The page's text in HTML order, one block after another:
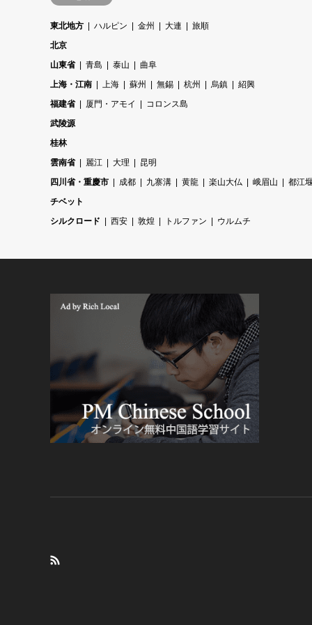
東北地方 ハルピン 金州 大連
旅順
北京
山東省
青島 泰山
曲阜
上海・江南
上海 蘇州 無錫 杭州 烏鎮
紹興
福建省
厦門・アモイ
コロンス島
武陵源
桂林
雲南省
麗江 大理
昆明
四川省・重慶市
成都 九寨溝 黄龍 楽山大仏 峨眉山
都江
チベット
シルクロード
西安 敦煌 トルファン ウルムチ